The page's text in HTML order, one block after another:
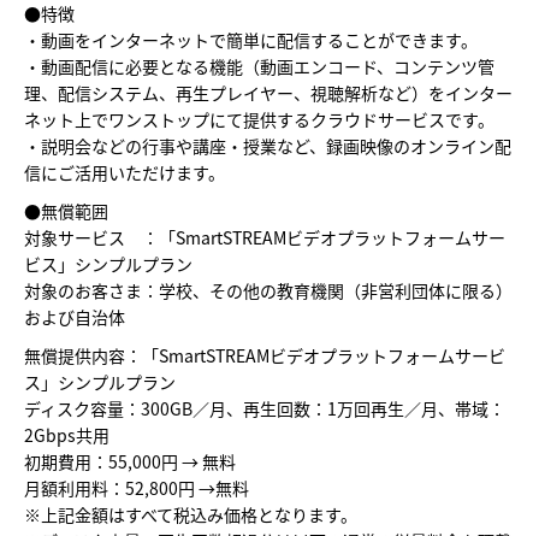
●特徴
・動画をインターネットで簡単に配信することができます。
・動画配信に必要となる機能（動画エンコード、コンテンツ管
理、配信システム、再生プレイヤー、視聴解析など）をインター
ネット上でワンストップにて提供するクラウドサービスです。
・説明会などの行事や講座・授業など、録画映像のオンライン配
信にご活用いただけます。
●無償範囲
対象サービス ：「SmartSTREAMビデオプラットフォームサー
ビス」シンプルプラン
対象のお客さま：学校、その他の教育機関（非営利団体に限る）
および自治体
無償提供内容：「SmartSTREAMビデオプラットフォームサービ
ス」シンプルプラン
ディスク容量：300GB／月、再生回数：1万回再生／月、帯域：
2Gbps共用
初期費用：55,000円 → 無料
月額利用料：52,800円 →無料
※上記金額はすべて税込み価格となります。